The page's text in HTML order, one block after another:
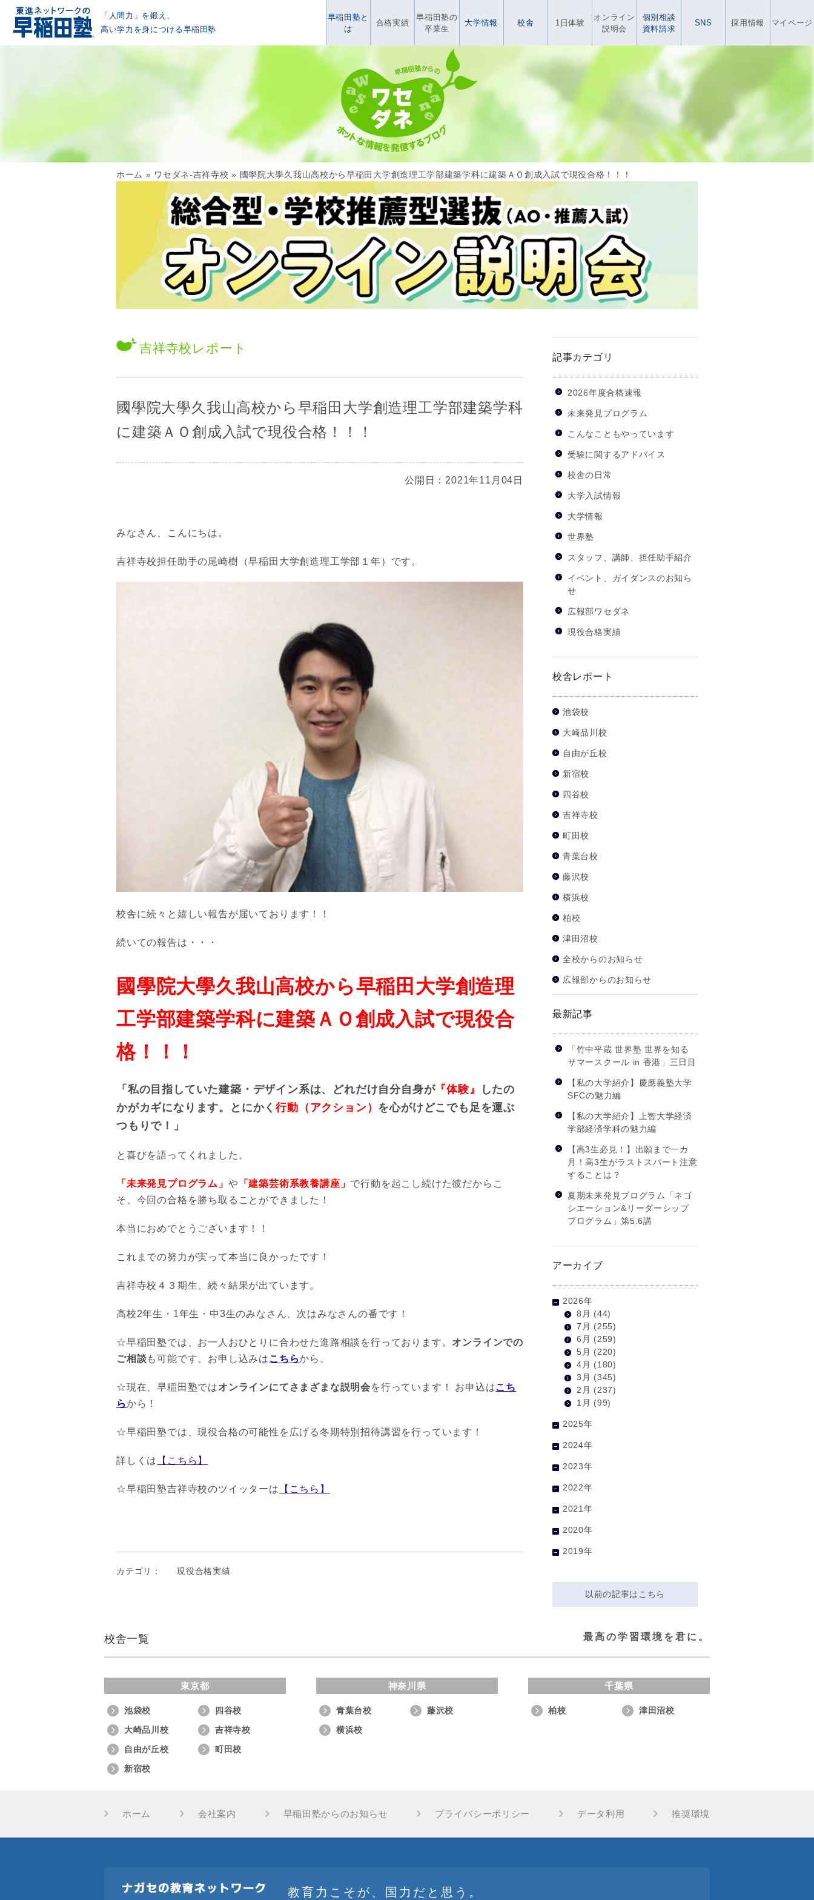
「人間力」を鍛え、
高い学力を身につける早稲田塾
早稲田塾と
は
合格実績
早稲田塾の
卒業生
大学情報 校舎 1日体験
オンライン
説明会
個別相談
資料請求
SNS 採用情報 マイページ
ホーム » ワセダネ-吉祥寺校 » 國學院大學久我山高校から早稲田大学創造理工学部建築学科に建築ＡＯ創成入試で現役合格！！！
吉祥寺校 レポート
國學院大學久我山高校から早稲田大学創造理工学部建築学科
に建築ＡＯ創成入試で現役合格！！！
公開日：2021年11月04日
みなさん、こんにちは。
吉祥寺校担任助手の尾崎樹（早稲田大学創造理工学部１年）です。
校舎に続々と嬉しい報告が届いております！！
続いての報告は・・・
國學院大學久我山高校から早稲田大学創造理
工学部建築学科に建築ＡＯ創成入試で現役合
格！！！
「私の目指していた建築・デザイン系は、どれだけ自分自身が『体験』
したの
かがカギになります。とにかく行動（アクション） を心がけどこでも足を運ぶ
つもりで！」
と喜びを語ってくれました。
「未来発見プログラム」 や 「建築芸術系教養講座」 で行動を起こし続けた彼だからこ
そ、今回の合格を勝ち取ることができました！
本当におめでとうございます！！
これまでの努力が実って本当に良かったです！
吉祥寺校４３期生、続々結果が出ています。
高校2年生・1年生・中3生のみなさん、次はみなさんの番です！
☆早稲田塾では、お一人おひとりに合わせた進路相談を行っております。 オンラインでの
ご相談も可能です。お申し込みは こちらから。
☆現在、早稲田塾ではオンラインにてさまざまな説明会を行っています！ お申込はこち
らから！
☆早稲田塾では、現役合格の可能性を広げる冬期特別招待講習を行っています！
詳しくは 【こちら】
☆早稲田塾吉祥寺校のツイッターは 【こちら】
カテゴリ： 現役合格実績
記事カテゴリ
2026年度合格速報
未来発見プログラム
こんなこともやっています
受験に関するアドバイス
校舎の日常
大学入試情報
大学情報
世界塾
スタッフ、講師、担任助手紹介
イベント、ガイダンスのお知ら
せ
広報部ワセダネ
現役合格実績
校舎レポート
池袋校
大崎品川校
自由が丘校
新宿校
四谷校
吉祥寺校
町田校
青葉台校
藤沢校
横浜校
柏校
津田沼校
全校からのお知らせ
広報部からのお知らせ
最新記事
「竹中平蔵 世界塾 世界を知る
サマースクール in 香港」三日目
【私の大学紹介】慶應義塾大学
SFCの魅力編
【私の大学紹介】上智大学経済
学部経済学科の魅力編
【高3生必見！】出願まで一カ
月！高3生がラストスパート注意
することは？
夏期未来発見プログラム「ネゴ
シエーション&リーダーシップ
プログラム」第5.6講
アーカイブ
2026年
8月 (44)
7月 (255)
6月 (259)
5月 (220)
4月 (180)
3月 (345)
2月 (237)
1月 (99)
2025年
2024年
2023年
2022年
2021年
2020年
2019年
以前の記事はこちら
校舎一覧 最高の学習環境を君に。
東京都
池袋校
四谷校
大崎品川校
吉祥寺校
自由が丘校
町田校
新宿校
神奈川県
青葉台校
藤沢校
横浜校
千葉県
柏校 津田沼校
ホーム 会社案内 早稲田塾からのお知らせ プライバシーポリシー データ利用 推奨環境
教育力こそが、国力だと思う。